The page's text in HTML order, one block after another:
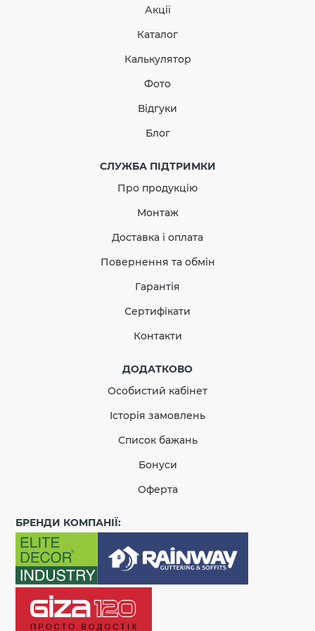
Кількість
-15%
КУПИТЬ
Акції
Каталог
Калькулятор
Фото
Відгуки
Блог
СЛУЖБА ПІДТРИМКИ
Про продукцію
Монтаж
Доставка і оплата
Повернення та обмін
Гарантія
Сертифікати
Контакти
ДОДАТКОВО
Особистий кабінет
Історія замовлень
Список бажань
Бонуси
Оферта
БРЕНДИ КОМПАНІЇ: